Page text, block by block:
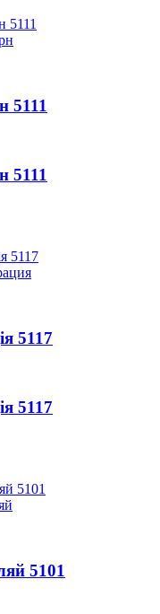
5111
5111
5117
5117
5101